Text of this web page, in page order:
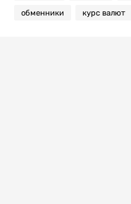
обменники курс валют